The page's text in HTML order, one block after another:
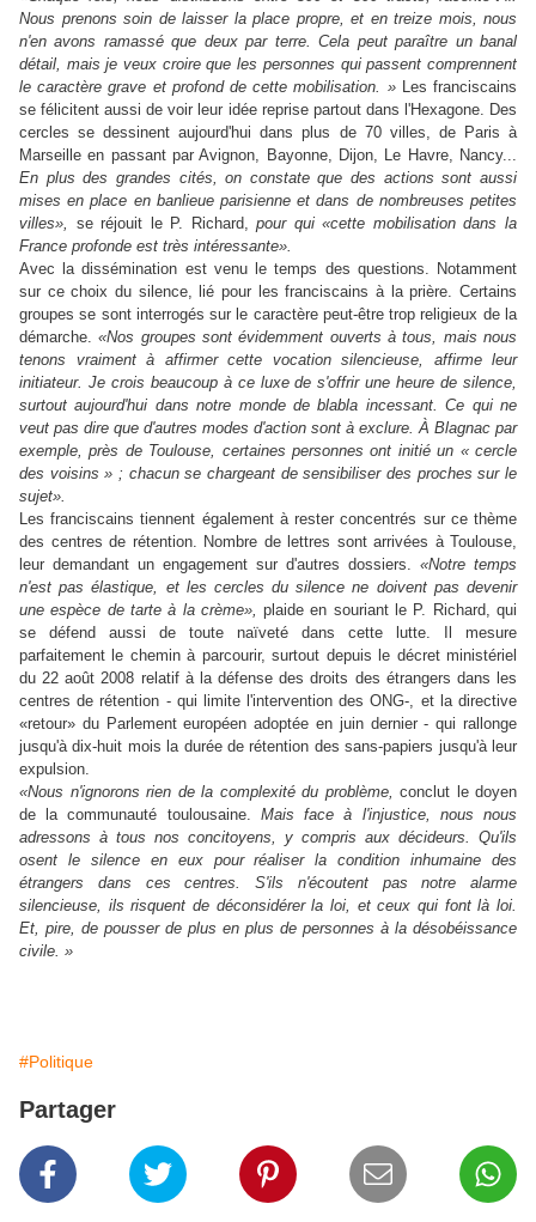
Nous prenons soin de laisser la place propre, et en treize mois, nous
n'en avons ramassé que deux par terre. Cela peut paraître un banal
détail, mais je veux croire que les personnes qui passent comprennent
le caractère grave et profond de cette mobilisation. »Les franciscains
se félicitent aussi de voir leur idée reprise partout dans l'Hexagone. Des
cercles se dessinent aujourd'hui dans plus de 70 villes, de Paris à
Marseille en passant par Avignon, Bayonne, Dijon, Le Havre, Nancy...
En plus des grandes cités, on constate que des actions sont aussi
mises en place en banlieue parisienne et dans de nombreuses petites
villes», se réjouit le P. Richard,pour qui «cette mobilisation dans la
France profonde est très intéressante».
Avec la dissémination est venu le temps des questions. Notamment
sur ce choix du silence, lié pour les franciscains à la prière. Certains
groupes se sont interrogés sur le caractère peut-être trop religieux de la
démarche.«Nos groupes sont évidemment ouverts à tous, mais nous
tenons vraiment à affirmer cette vocation silencieuse, affirme leur
initiateur. Je crois beaucoup à ce luxe de s'offrir une heure de silence,
surtout aujourd'hui dans notre monde de blabla incessant. Ce qui ne
veut pas dire que d'autres modes d'action sont à exclure. À Blagnac par
exemple, près de Toulouse, certaines personnes ont initié un « cercle
des voisins » ; chacun se chargeant de sensibiliser des proches sur le
sujet».
Les franciscains tiennent également à rester concentrés sur ce thème
des centres de rétention. Nombre de lettres sont arrivées à Toulouse,
leur demandant un engagement sur d'autres dossiers. «Notre temps
n'est pas élastique, et les cercles du silence ne doivent pas devenir
une espèce de tarte à la crème», plaide en souriant le P. Richard, qui
se défend aussi de toute naïveté dans cette lutte. Il mesure
parfaitement le chemin à parcourir, surtout depuis le décret ministériel
du 22 août 2008 relatif à la défense des droits des étrangers dans les
centres de rétention - qui limite l'intervention des ONG-, et la directive
«retour» du Parlement européen adoptée en juin dernier - qui rallonge
jusqu'à dix-huit mois la durée de rétention des sans-papiers jusqu'à leur
expulsion.
«Nous n'ignorons rien de la complexité du problème, conclut le doyen
de la communauté toulousaine. Mais face à l'injustice, nous nous
adressons à tous nos concitoyens, y compris aux décideurs. Qu'ils
osent le silence en eux pour réaliser la condition inhumaine des
étrangers dans ces centres. S'ils n'écoutent pas notre alarme
silencieuse, ils risquent de déconsidérer la loi, et ceux qui font là loi.
Et, pire, de pousser de plus en plus de personnes à la désobéissance
civile. »
#Politique
Partager